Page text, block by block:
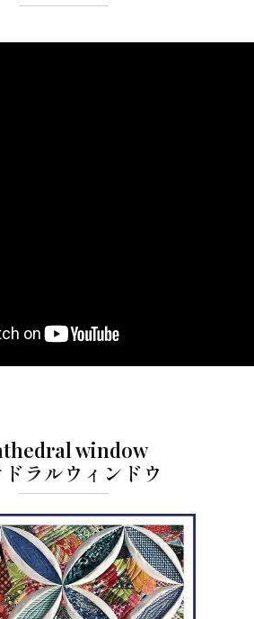
window
ドラルウィンドウ